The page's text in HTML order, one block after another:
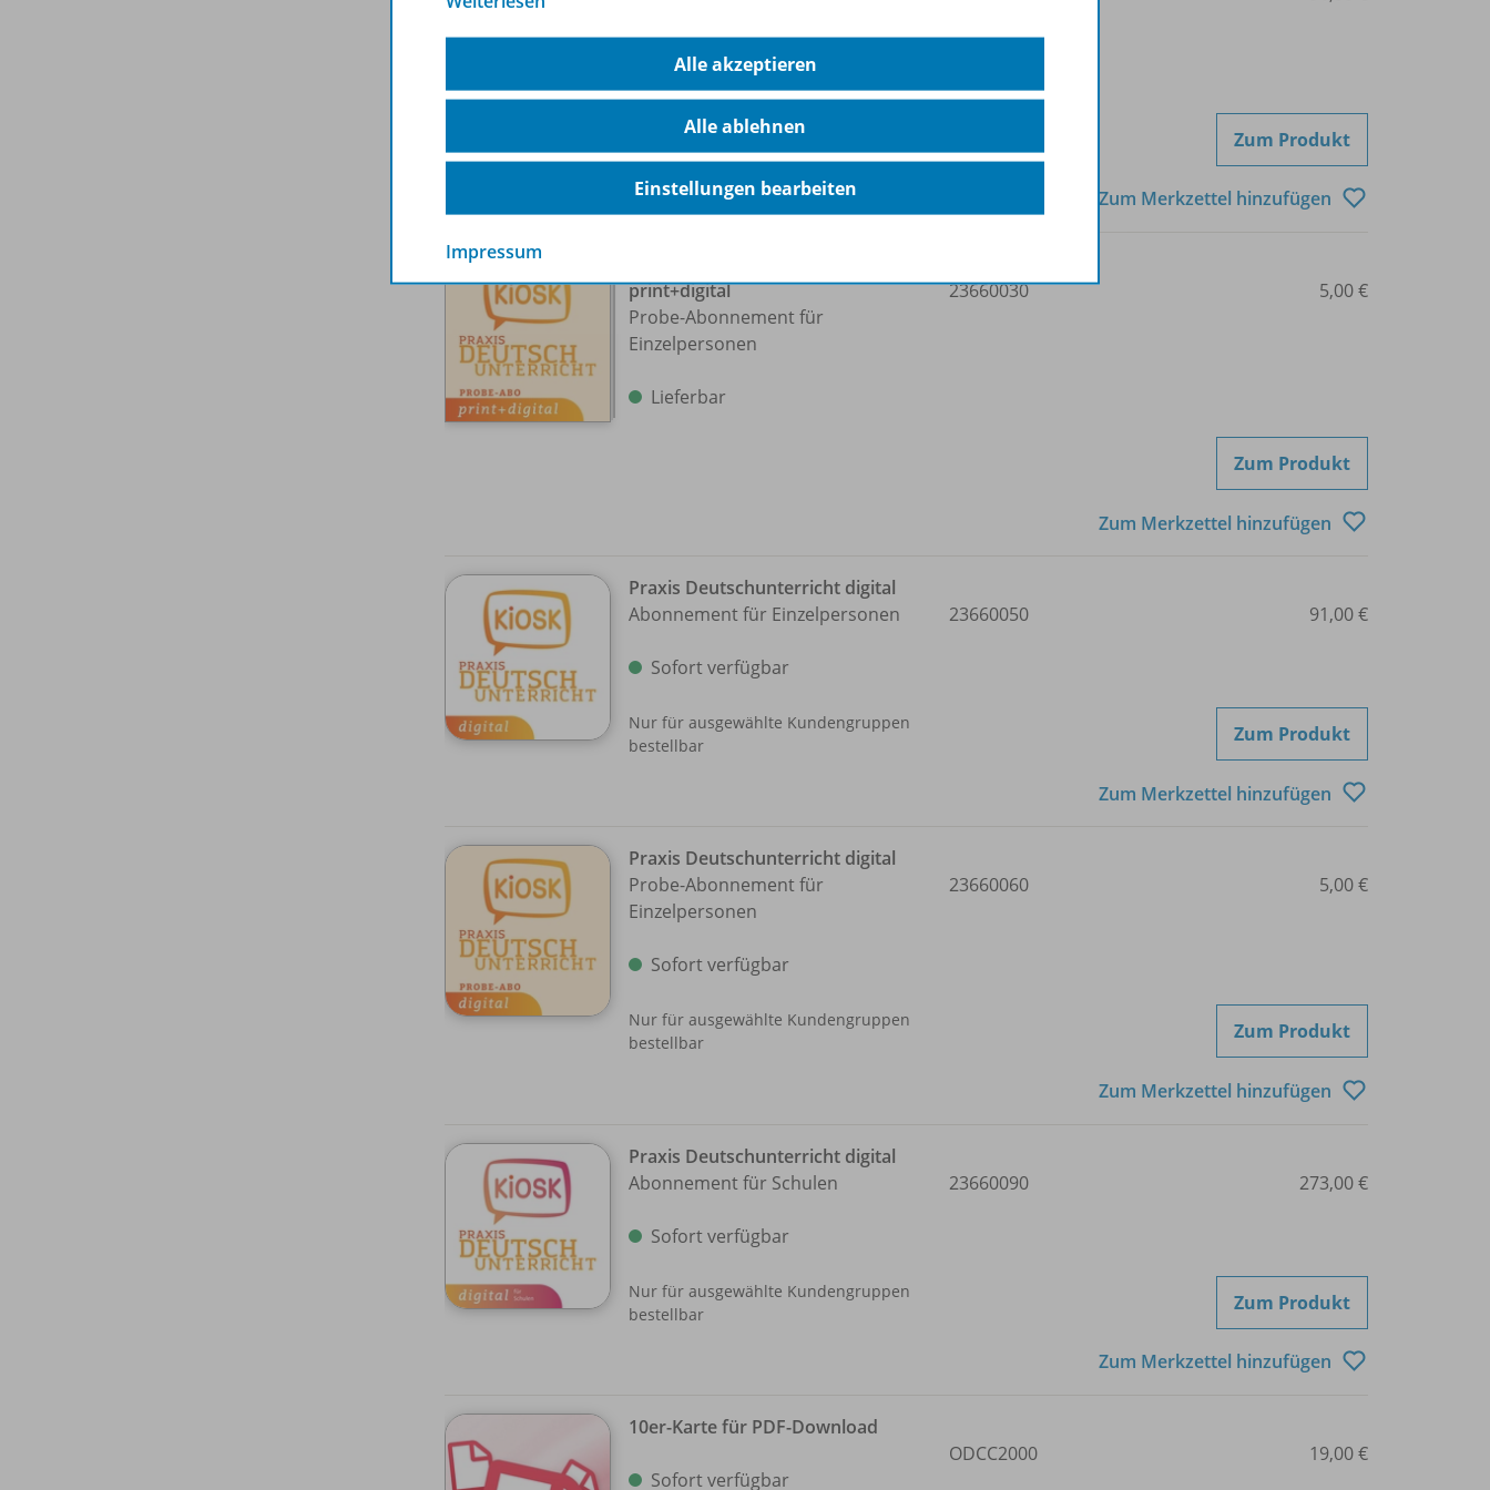
Lieferbar
Zum Produkt
Zum Merkzettel hinzufügen
print+digital
Probe-Abonnement für
Einzelpersonen
Lieferbar
23660030 5,00 €
Zum Produkt
Zum Merkzettel hinzufügen
Praxis Deutschunterricht digital
Abonnement für Einzelpersonen
Sofort verfügbar
Nur für ausgewählte Kundengruppen
bestellbar
23660050 91,00 €
Zum Produkt
Zum Merkzettel hinzufügen
Praxis Deutschunterricht digital
Probe-Abonnement für
Einzelpersonen
Sofort verfügbar
Nur für ausgewählte Kundengruppen
bestellbar
23660060 5,00 €
Zum Produkt
Zum Merkzettel hinzufügen
Praxis Deutschunterricht digital
Abonnement für Schulen
Sofort verfügbar
Nur für ausgewählte Kundengruppen
bestellbar
23660090 273,00 €
Zum Produkt
Zum Merkzettel hinzufügen
10er-Karte für PDF-Download
Sofort verfügbar
ODCC2000 19,00 €
Alle akzeptieren
Alle ablehnen
Einstellungen bearbeiten
Impressum